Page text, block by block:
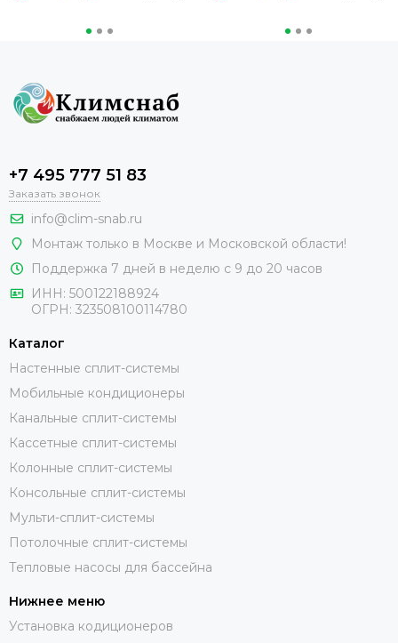
+7 495 777 51 83
Заказать звонок
info@clim-snab.ru
Монтаж только в Москве и Московской области!
Поддержка 7 дней в неделю с 9 до 20 часов
ИНН: 500122188924
ОГРН: 323508100114780
Каталог
Настенные сплит-системы
Мобильные кондиционеры
Канальные сплит-системы
Кассетные сплит-системы
Колонные сплит-системы
Консольные сплит-системы
Мульти-сплит-системы
Потолочные сплит-системы
Тепловые насосы для бассейна
Нижнее меню
Установка кодиционеров